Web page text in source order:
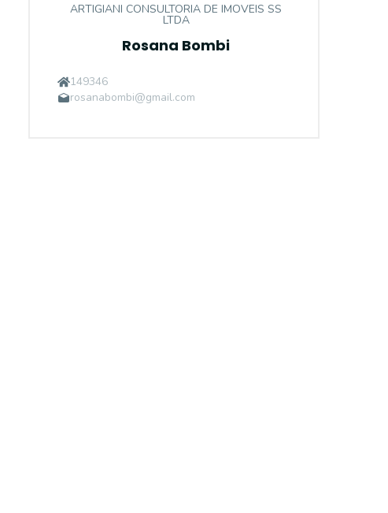
ARTIGIANI CONSULTORIA DE IMOVEIS SS
LTDA
Rosana Bombi
149346
rosanabombi@gmail.com